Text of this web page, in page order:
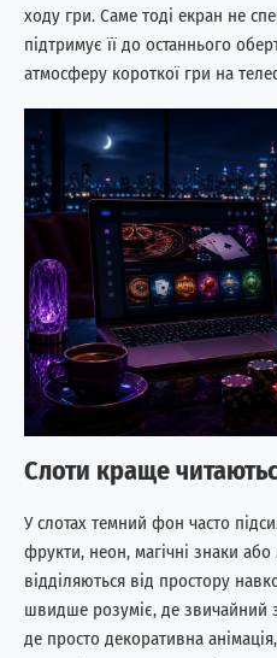
ходу гри. Саме тоді екран не
підтримує її до останнього
атмосферу короткої гри на
Слоти краще
У слотах темний фон часто
фрукти, неон, магічні знаки
відділяються від простору
швидше розуміє, де звичайний
де просто декоративна